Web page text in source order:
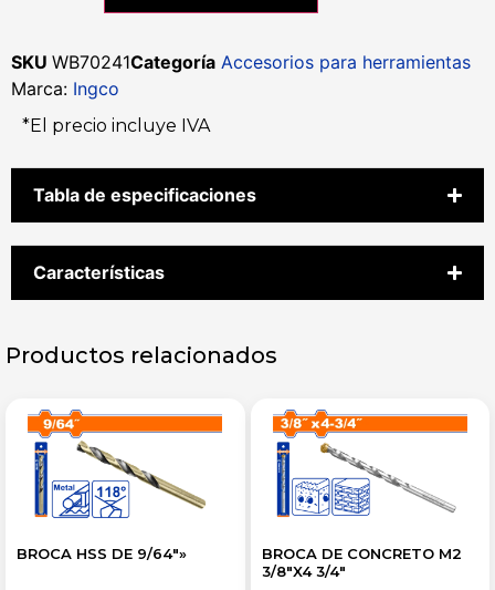
SKU WB70241Categoría Accesorios para herramientas
Marca: Ingco
*El precio incluye IVA
Tabla de especificaciones
Características
Productos relacionados
BROCA HSS DE 9/64″»
BROCA DE CONCRETO M2
3/8″X4 3/4″